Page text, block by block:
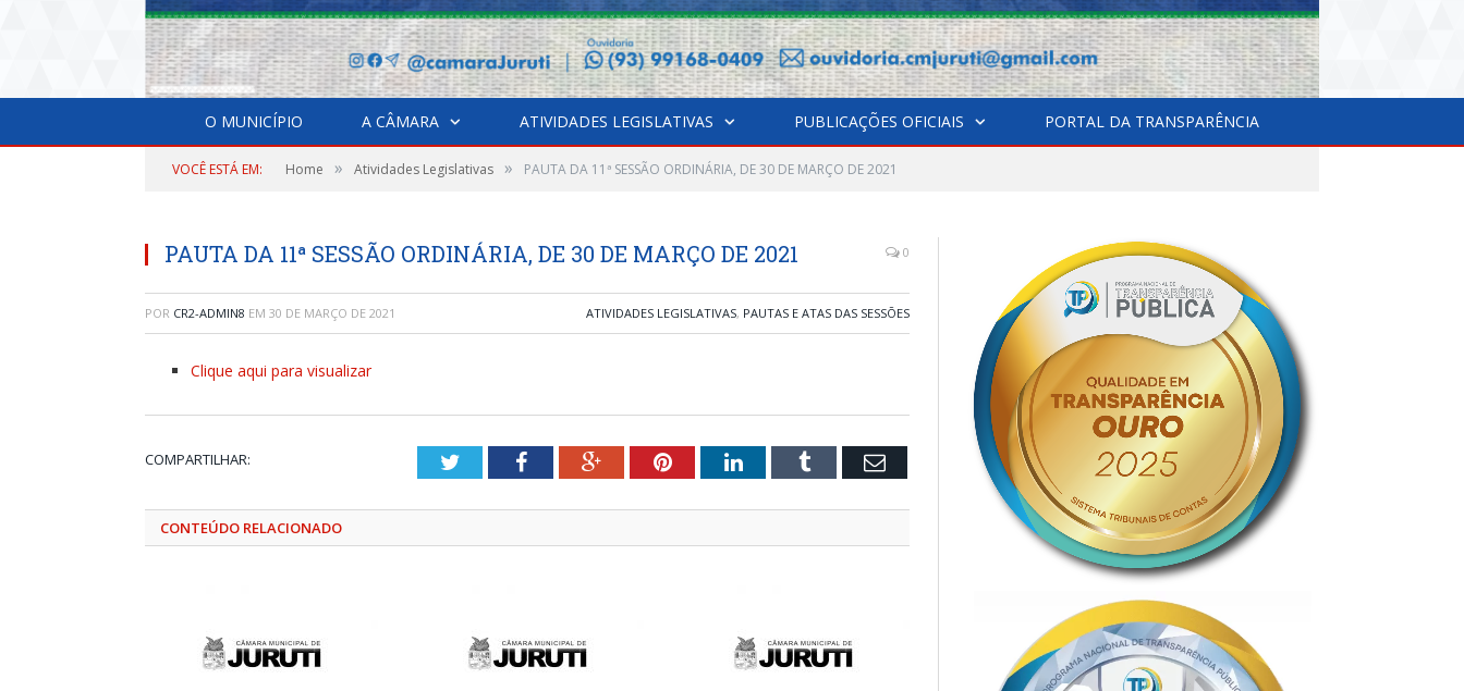
O MUNICÍPIO A CÂMARA ATIVIDADES LEGISLATIVAS PUBLICAÇÕES OFICIAIS PORTAL DA TRANSPARÊNCIA
VOCÊ ESTÁ EM: Home » Atividades Legislativas » PAUTA DA 11ª SESSÃO ORDINÁRIA, DE 30 DE MARÇO DE 2021
PAUTA DA 11ª SESSÃO ORDINÁRIA, DE 30 DE MARÇO DE 2021 0
POR CR2-ADMIN8 EM 30 DE MARÇO DE 2021 ATIVIDADES LEGISLATIVAS, PAUTAS E ATAS DAS SESSÕES
Clique aqui para visualizar
COMPARTILHAR: TwitterFacebookGoogle+PinterestLinkedInTumblr Email
CONTEÚDO RELACIONADO